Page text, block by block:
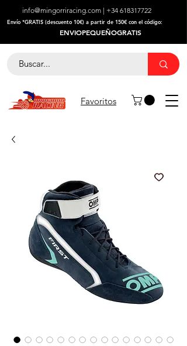
info@mingorriracing.com | +34 618317722
​Envío *GRATIS (descuento 10€) a partir de 150€ con el código:
ENVIOPEQUEÑOGRATIS
Favoritos